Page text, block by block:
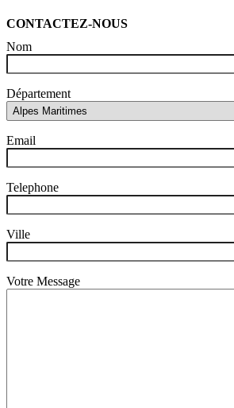
CONTACTEZ-NOUS
Nom
Département
Email
Telephone
Ville
Votre Message